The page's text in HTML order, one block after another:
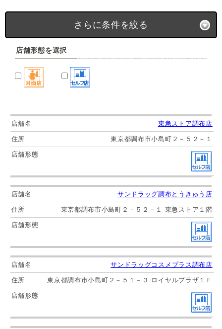
さらに条件を絞る
店舗形態を選択
東急ストア調布店
東京都調布市小島町２－５２－１
サンドラッグ調布とうきゅう店
東京都調布市小島町２－５２－１ 東急ストア１階
サンドラッグコスメプラス調布店
東京都調布市小島町２－５１－３ ロイヤルプラザ１Ｆ